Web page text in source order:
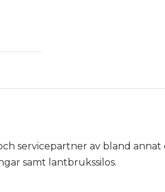
servicepartner av bland annat
samt lantbrukssilos.